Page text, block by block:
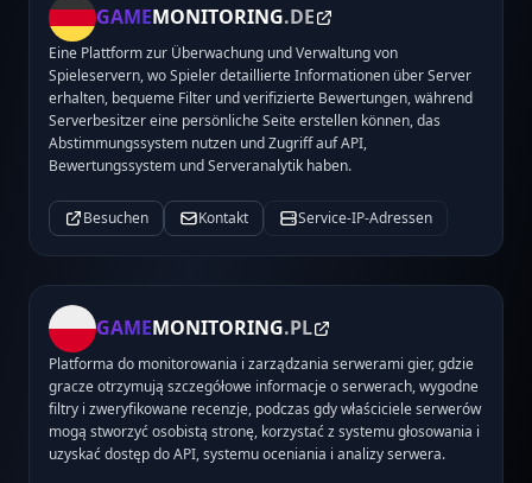
GAMEMONITORING.DE
Eine Plattform zur Überwachung und Verwaltung von
Spieleservern, wo Spieler detaillierte Informationen über Server
erhalten, bequeme Filter und verifizierte Bewertungen, während
Serverbesitzer eine persönliche Seite erstellen können, das
Abstimmungssystem nutzen und Zugriff auf API,
Bewertungssystem und Serveranalytik haben.
Besuchen Kontakt Service-IP-Adressen
GAMEMONITORING.PL
Platforma do monitorowania i zarządzania serwerami gier, gdzie
gracze otrzymują szczegółowe informacje o serwerach, wygodne
filtry i zweryfikowane recenzje, podczas gdy właściciele serwerów
mogą stworzyć osobistą stronę, korzystać z systemu głosowania i
uzyskać dostęp do API, systemu oceniania i analizy serwera.